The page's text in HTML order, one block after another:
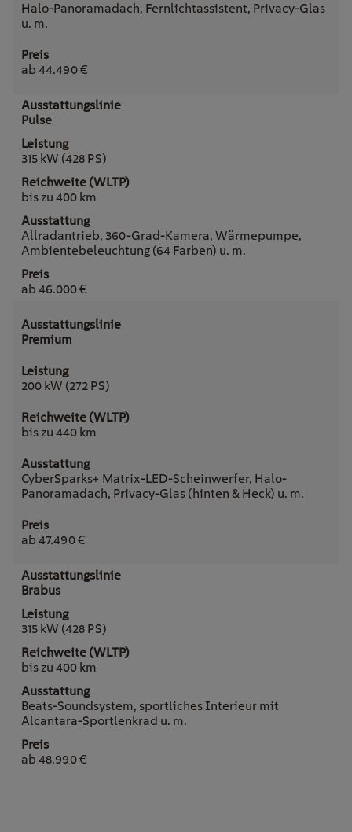
Halo-Panoramadach, Fernlichtassistent, Privacy-Glas
u. m.
ab 44.490 €
Pulse
315 kW (428 PS)
bis zu 400 km
Allradantrieb, 360-Grad-Kamera, Wärmepumpe,
Ambientebeleuchtung (64 Farben) u. m.
ab 46.000 €
Premium
200 kW (272 PS)
bis zu 440 km
CyberSparks+ Matrix-LED-Scheinwerfer, Halo-
Panoramadach, Privacy-Glas (hinten & Heck) u. m.
ab 47.490 €
Brabus
315 kW (428 PS)
bis zu 400 km
Beats-Soundsystem, sportliches Interieur mit
Alcantara-Sportlenkrad u. m.
ab 48.990 €